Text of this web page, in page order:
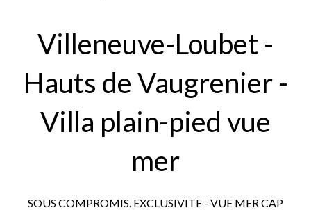
Villeneuve-Loubet -
Hauts de Vaugrenier -
Villa plain-pied vue
mer
SOUS COMPROMIS. EXCLUSIVITE - VUE MER CAP